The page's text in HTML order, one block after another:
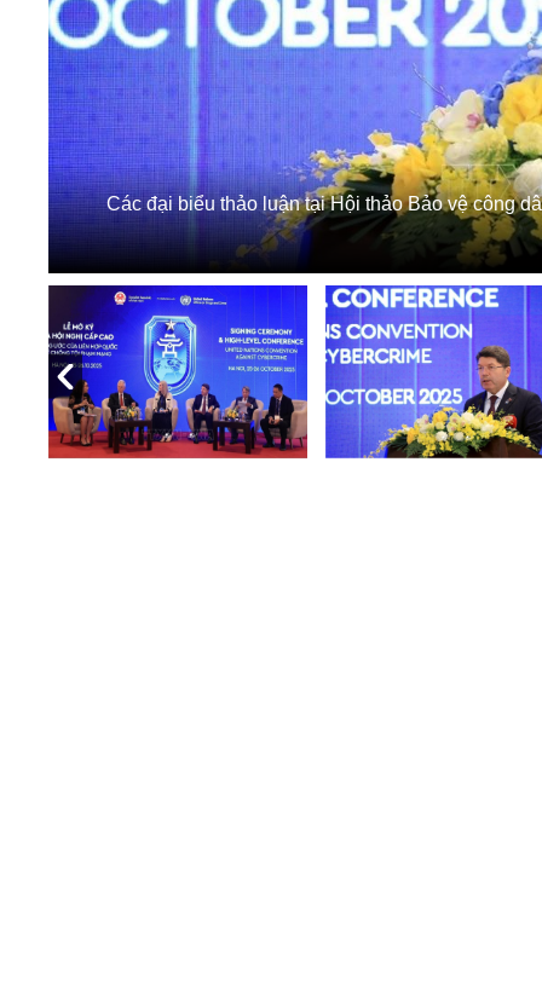
Các đại biểu thảo luận tại Hội thảo Bảo vệ công